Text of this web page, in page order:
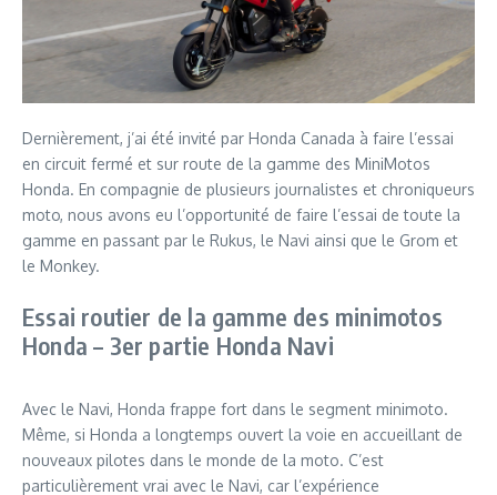
Dernièrement, j’ai été invité par Honda Canada à faire l’essai
en circuit fermé et sur route de la gamme des MiniMotos
Honda. En compagnie de plusieurs journalistes et chroniqueurs
moto, nous avons eu l’opportunité de faire l’essai de toute la
gamme en passant par le Rukus, le Navi ainsi que le Grom et
le Monkey.
Essai routier de la gamme des minimotos
Honda – 3er partie Honda Navi
Avec le Navi, Honda frappe fort dans le segment minimoto.
Même, si Honda a longtemps ouvert la voie en accueillant de
nouveaux pilotes dans le monde de la moto. C’est
particulièrement vrai avec le Navi, car l’expérience